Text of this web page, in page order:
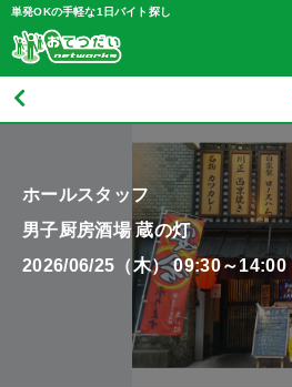
単発OKの手軽な1日バイト探し
ホールスタッフ
男子厨房酒場 蔵の灯
2026/06/25（木） 09:30～14:00